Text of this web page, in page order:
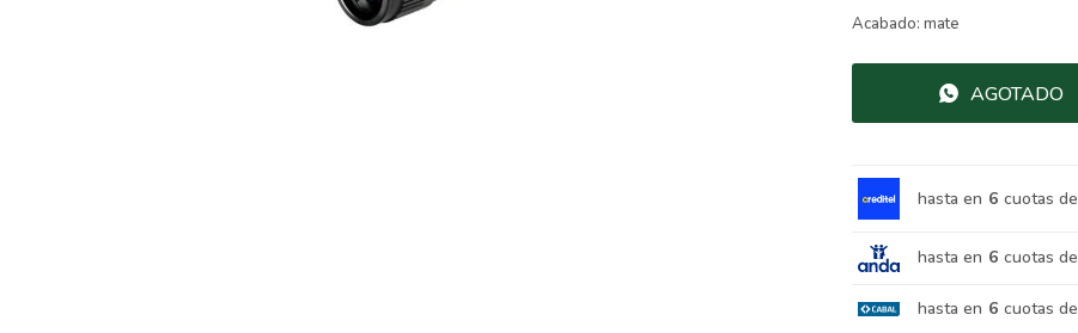
Acabado: mate
AGOTADO
hasta en 6 cuotas de
hasta en 6 cuotas de
hasta en 6 cuotas de